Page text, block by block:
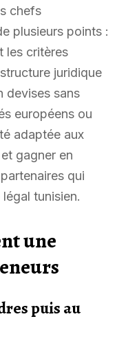
chefs
plusieurs points :
les critères
juridique
devises sans
européens ou
adaptée aux
gagner en
qui
tunisien.
une
puis au